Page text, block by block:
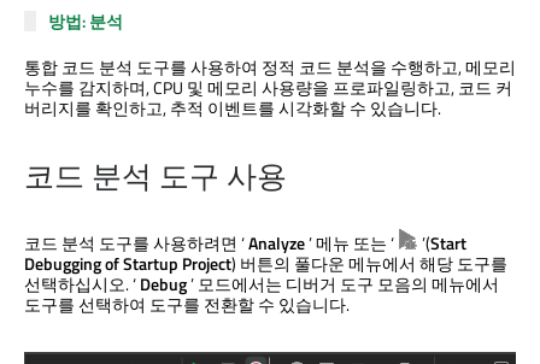
방법: 분석
통합 코드 분석 도구를 사용하여 정적 코드 분석을 수행하고, 메모리
누수를 감지하며, CPU 및 메모리 사용량을 프로파일링하고, 코드 커
버리지를 확인하고, 추적 이벤트를 시각화할 수 있습니다.
코드 분석 도구 사용
코드 분석 도구를 사용하려면 ‘Analyze’ 메뉴 또는 ‘ ’(Start
Debugging of Startup Project) 버튼의 풀다운 메뉴에서 해당 도구를
선택하십시오. ‘Debug’ 모드에서는 디버거 도구 모음의 메뉴에서
도구를 선택하여 도구를 전환할 수 있습니다.